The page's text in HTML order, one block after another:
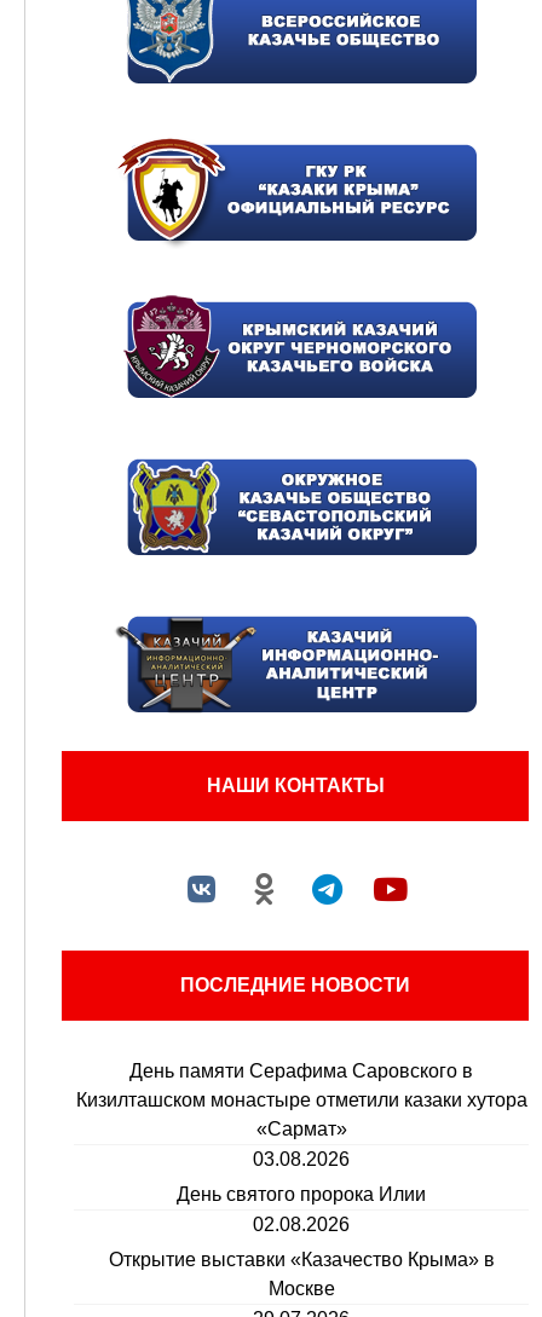
НАШИ КОНТАКТЫ
ПОСЛЕДНИЕ НОВОСТИ
День памяти Серафима Саровского в
Кизилташском монастыре отметили казаки хутора
«Сармат»
03.08.2026
День святого пророка Илии
02.08.2026
Открытие выставки «Казачество Крыма» в
Москве